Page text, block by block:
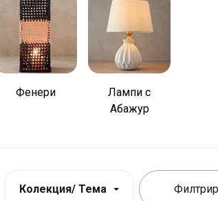
Фенери
Лампи с
Абажур
Колекция/ Тема